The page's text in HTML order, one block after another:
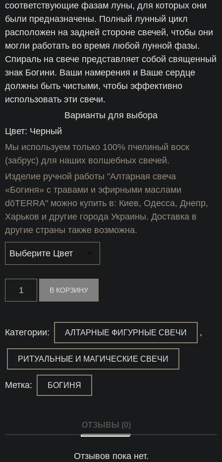
соответствующие фазам луны, для которых они
были предназначены. Полный лунный цикл
расположен на задней стороне свечей, чтобы они
могли работать во время любой лунной фазы.
Спираль на свече представляет собой священный
знак Богини. Ваши намерения и Ваше сердце
должны быть чистыми, чтобы эффективно
использовать эти свечи.
Варианты для выбора
Цвет: Черный
Мы используем только 100% пчелиный воск
(забрус) для наших волшебных свечей.
Изделие ручной работы "Алтарная свеча
«Богиня» с травами и эфирными маслами
dōTERRA" можно купить в: Киев, Одесса, Днепр,
Харьков и другие города Украины. Доставка в
другие страны также возможна.
товара
Алтарная
с
травами
эфирными
маслами
dōTERRA
В КОРЗИНУ
Категории: АЛТАРНЫЕ ФИГУРНЫЕ СВЕЧИ ,
РИТУАЛЬНЫЕ И МАГИЧЕСКИЕ СВЕЧИ
Метка: БОГИНЯ
ОТЗЫВЫ (0)
Отзывов пока нет.